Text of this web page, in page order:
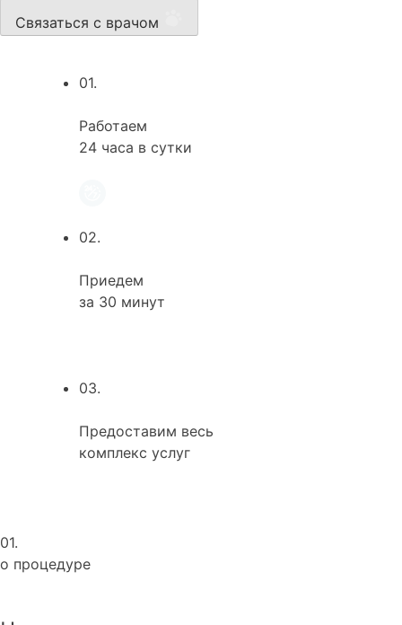
Связаться с врачом
01.
Работаем
24 часа в сутки
02.
Приедем
за 30 минут
03.
Предоставим весь
комплекс услуг
01.
о процедуре